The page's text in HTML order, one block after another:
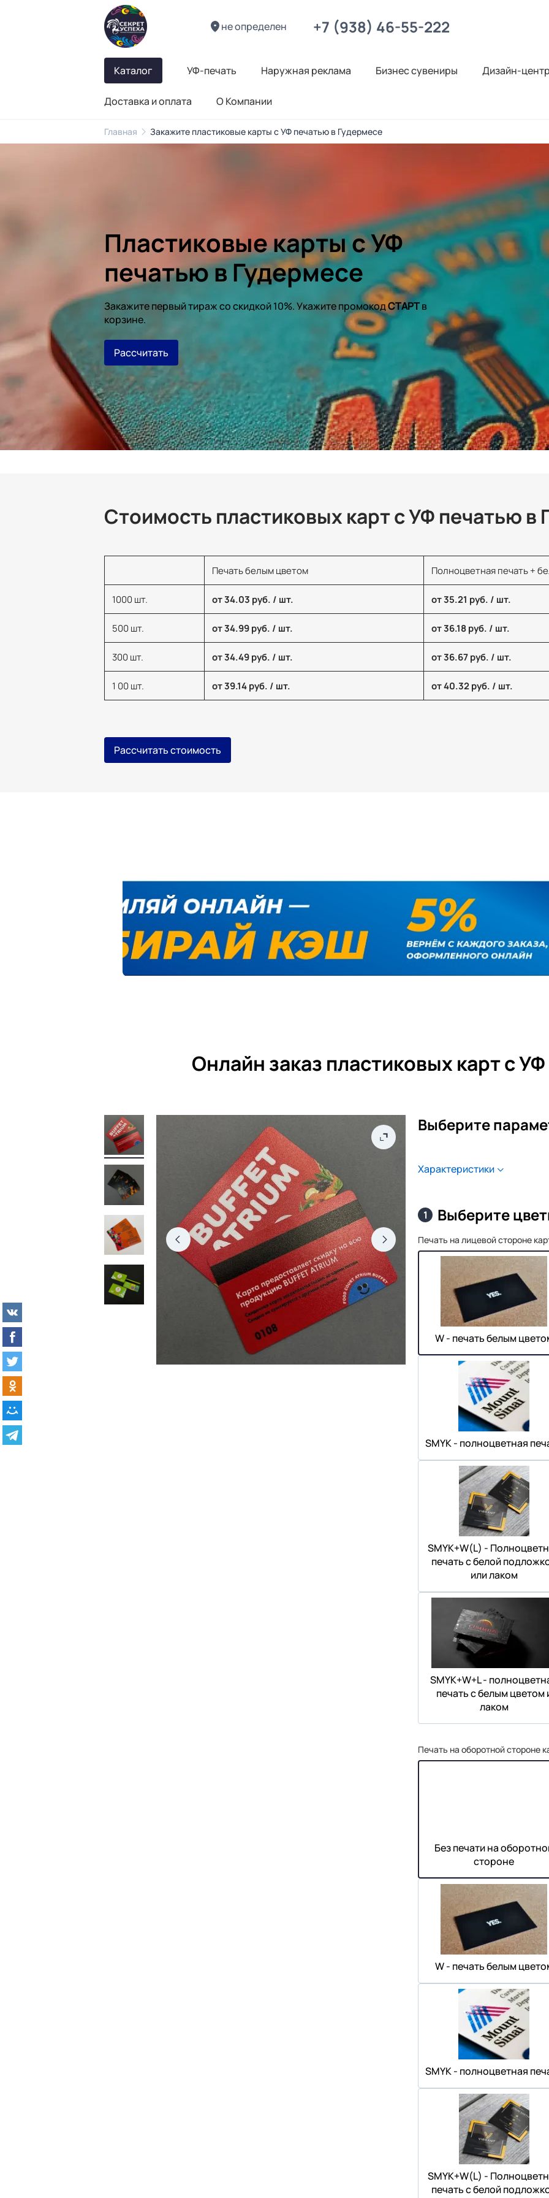
не определен +7 (938) 46-55-222
Каталог УФ-печать Наружная реклама Бизнес сувениры Дизайн-
Доставка и оплата О Компании
Главная Закажите пластиковые карты с УФ печатью в Гудермесе
Пластиковые карты с УФ
печатью в Гудермесе
Закажите первый тираж со скидкой 10%. Укажите промокодСТАРТв
корзине.
Рассчитать
Стоимость пластиковых карт с УФ печатью в
Печать белым цветом Полноцветная печать +
1000 шт. от 34.03 руб. / шт. от 35.21 руб. / шт.
500 шт. от 34.99 руб. / шт. от 36.18 руб. / шт.
300 шт. от 34.49 руб. / шт. от 36.67 руб. / шт.
1 00 шт. от 39.14 руб. / шт. от 40.32 руб. / шт.
Рассчитать стоимость
Онлайн заказ пластиковых карт с
Выберите
Характеристики
1 Выберите
Печать на лицевой стороне
W - печать белым
SMYK - полноцветная
SMYK+W(L) -
печать с белой
или лаком
SMYK+W+L -
печать с белым цветом
лаком
Печать на оборотной стороне
Без печати на
стороне
W - печать белым
SMYK - полноцветная
SMYK+W(L) -
печать с белой